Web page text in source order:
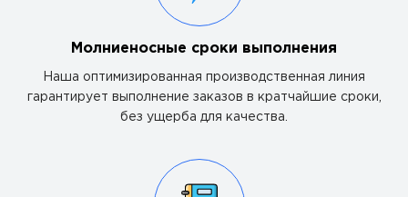
Молниеносные сроки выполнения
Наша оптимизированная производственная линия
гарантирует выполнение заказов в кратчайшие сроки,
без ущерба для качества.